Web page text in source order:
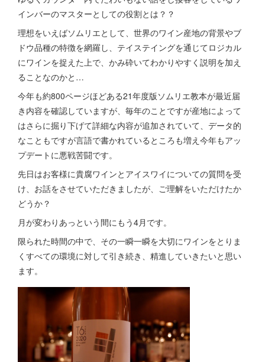
インバーのマスターとしての役割とは？？
理想をいえばソムリエとして、世界のワイン産地の背景やブ
ドウ品種の特徴を網羅し、テイステイングを通じてロジカル
にワインを捉えた上で、かみ砕いてわかりやすく説明を加え
ることなのかと…
今年も約800ページほどある21年度版ソムリエ教本が最近届
き内容を確認していますが、毎年のことですが産地によって
はさらに掘り下げて詳細な内容が追加されていて、データ的
なこともですが言語で書かれているところも増え今年もアッ
プデートに悪戦苦闘です。
先日はお客様に貴腐ワインとアイスワイについての質問を受
け、お話をさせていただきましたが、ご理解をいただけたか
どうか？
月が変わりあっという間にもう4月です。
限られた時間の中で、その一瞬一瞬を大切にワインをとりま
くすべての環境に対して引き続き、精進していきたいと思い
ます。